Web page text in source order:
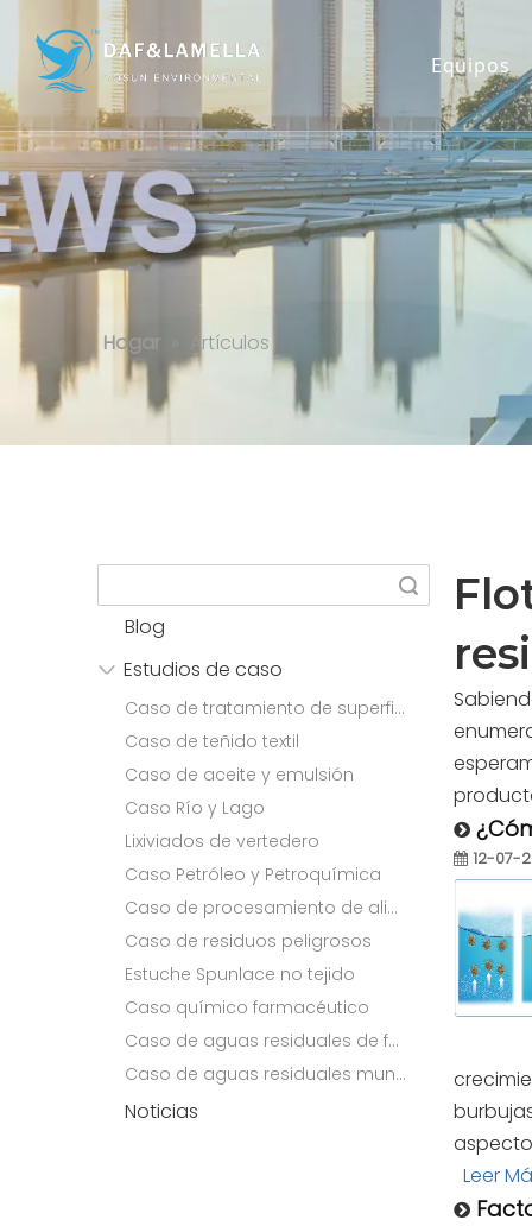
Equipos
Artículos
Hogar Artículos
Blog
Estudios de caso
Caso de tratamiento de superficies
Caso de teñido textil
Caso de aceite y emulsión
Caso Río y Lago
Lixiviados de vertedero
Caso Petróleo y Petroquímica
Caso de procesamiento de alimentos
Caso de residuos peligrosos
Estuche Spunlace no tejido
Caso químico farmacéutico
Caso de aguas residuales de fabricación de papel
Caso de aguas residuales municipales
Noticias
12-07-
Leer